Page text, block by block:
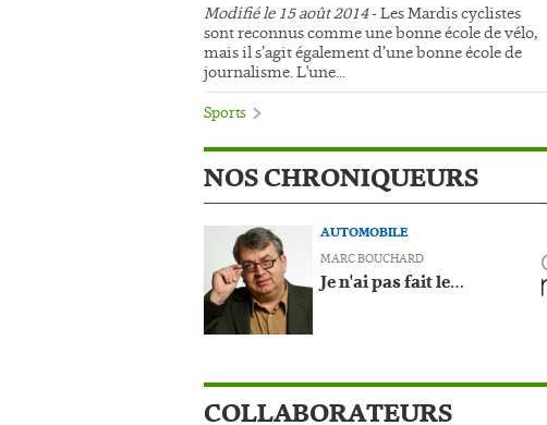
Modifié le 15 août 2014- Les Mardis cyclistes
sont reconnus comme une bonne école de vélo,
mais il s’agit également d’une bonne école de
journalisme. L'une...
Sports
NOS CHRONIQUEURS
AUTOMOBILE
MARC BOUCHARD
Je n'ai pas fait le…
COLLABORATEURS